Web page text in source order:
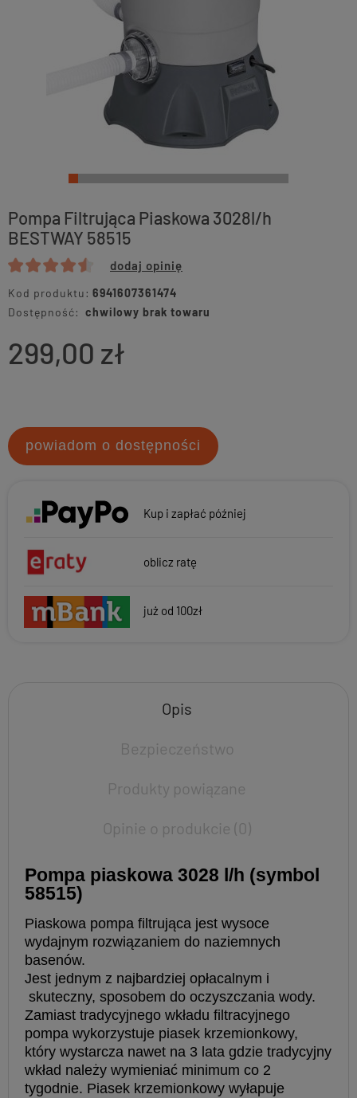
Pompa Filtrująca Piaskowa 3028l/h
BESTWAY 58515
dodaj opinię
Kod produktu: 6941607361474
Dostępność: chwilowy brak towaru
299,00 zł
powiadom o dostępności
Kup i zapłać później
oblicz ratę
już od 100zł
Opis
Bezpieczeństwo
Produkty powiązane
Opinie o produkcie (0)
Pompa piaskowa 3028 l/h (symbol
58515)
Piaskowa pompa filtrująca jest wysoce
wydajnym rozwiązaniem do naziemnych
basenów.
Jest jednym z najbardziej opłacalnym i
skuteczny, sposobem do oczyszczania wody.
Zamiast tradycyjnego wkładu filtracyjnego
pompa wykorzystuje piasek krzemionkowy,
który wystarcza nawet na 3 lata gdzie tradycyjny
wkład należy wymieniać minimum co 2
tygodnie. Piasek krzemionkowy wyłapuje